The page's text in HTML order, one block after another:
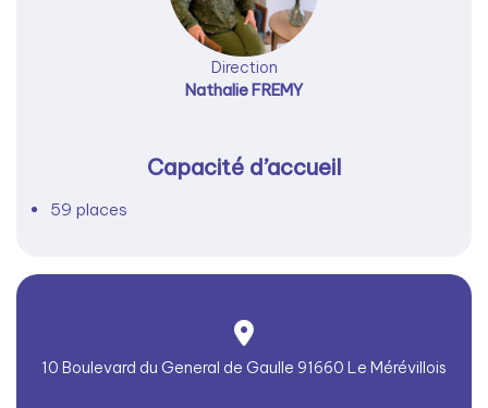
Direction
Nathalie FREMY
Capacité d’accueil
59 places
10 Boulevard du General de Gaulle 91660 Le Mérévillois